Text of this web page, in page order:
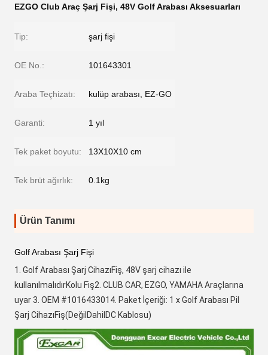
EZGO Club Araç Şarj Fişi, 48V Golf Arabası Aksesuarları
Tip: şarj fişi
OE No.: 101643301
Araba Teçhizatı: kulüp arabası, EZ-GO
Garanti: 1 yıl
Tek paket boyutu: 13X10X10 cm
Tek brüt ağırlık: 0.1kg
Ürün Tanımı
Golf Arabası Şarj Fişi
1. Golf Arabası Şarj CihazıFiş, 48V şarj cihazı ile
kullanılmalıdırKolu Fiş2. CLUB CAR, EZGO, YAMAHA Araçlarına
uyar 3. OEM #101643301 4. Paket İçeriği: 1 x Golf Arabası Pil
Şarj CihazıFiş(Değil Dahil DC Kablosu)